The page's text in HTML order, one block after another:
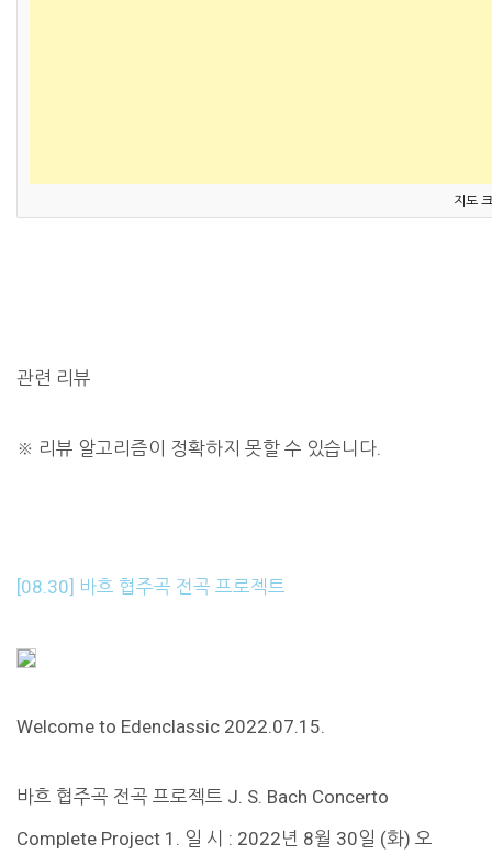
지도
관련 리뷰
※ 리뷰 알고리즘이 정확하지 못할 수 있습니다.
[08.30] 바흐 협주곡 전곡 프로젝트
Welcome to Edenclassic 2022.07.15.
바흐 협주곡 전곡 프로젝트 J. S. Bach Concerto
Complete Project 1. 일 시 : 2022년 8월 30일 (화) 오